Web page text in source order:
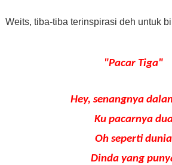
Weits, tiba-tiba terinspirasi deh untuk
"Pacar Tiga"
Hey, senangnya
Ku pacarnya
Oh seperti dunia
Dinda yang